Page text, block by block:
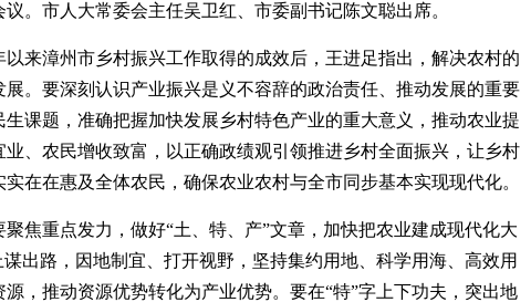
。市人大常委会主任吴卫红、市委副书记陈文聪出席。
以来漳州市乡村振兴工作取得的成效后，王进足指出，解决农村的
展。要深刻认识产业振兴是义不容辞的政治责任、推动发展的重要
课题，准确把握加快发展乡村特色产业的重大意义，推动农业提
业、农民增收致富，以正确政绩观引领推进乡村全面振兴，让乡村
在在惠及全体农民，确保农业农村与全市同步基本实现现代化。
聚焦重点发力，做好“土、特、产”文章，加快把农业建成现代化大
谋出路，因地制宜、打开视野，坚持集约用地、科学用海、高效用
，推动资源优势转化为产业优势。要在“特”字上下功夫，突出地